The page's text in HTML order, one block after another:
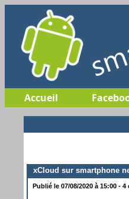
Accueil
xCloud sur smartphone
Publié le 07/08/2020 à 15:00 -